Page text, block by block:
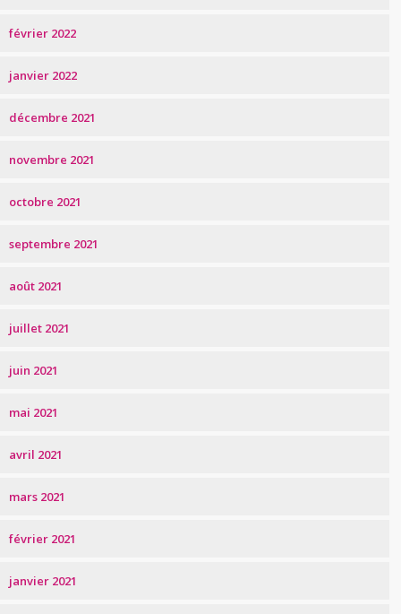
février 2022
janvier 2022
décembre 2021
novembre 2021
octobre 2021
septembre 2021
août 2021
juillet 2021
juin 2021
mai 2021
avril 2021
mars 2021
février 2021
janvier 2021